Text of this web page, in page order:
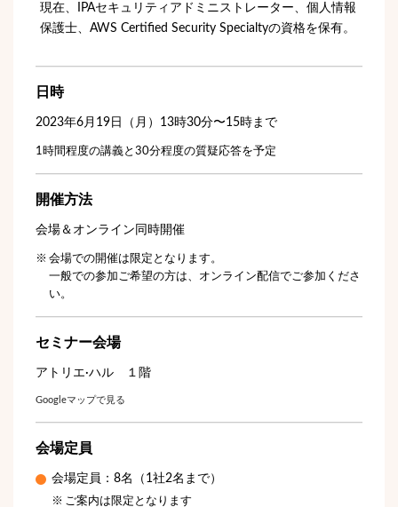
現在、IPAセキュリティアドミニストレーター、個人情報
保護士、AWS Certified Security Specialtyの資格を保有。
日時
2023年6月19日（月）13時30分〜15時まで
1時間程度の講義と30分程度の質疑応答を予定
開催方法
会場＆オンライン同時開催
会場での開催は限定となります。
一般での参加ご希望の方は、オンライン配信でご参加くださ
い。
セミナー会場
アトリエ·ハル １階
Googleマップで見る
会場定員
会場定員：8名（1社2名まで）
ご案内は限定となります